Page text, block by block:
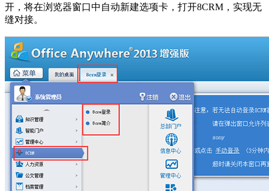
开，将在浏览器窗口中自动新建选项卡，打开8CRM，实现无
缝对接。